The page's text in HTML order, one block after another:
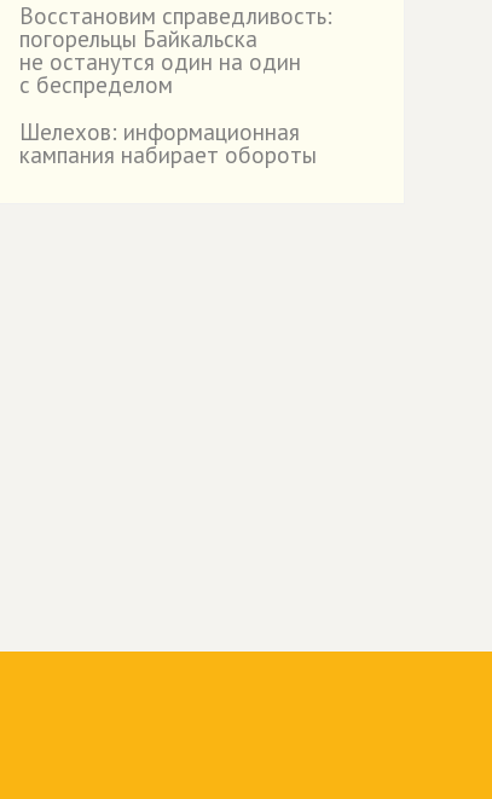
Восстановим справедливость:
погорельцы Байкальска
не останутся один на один
с беспределом
Шелехов: информационная
кампания набирает обороты